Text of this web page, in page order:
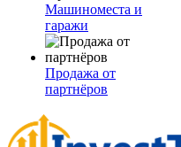
Машиноместа и
гаражи
Продажа от
партнёров